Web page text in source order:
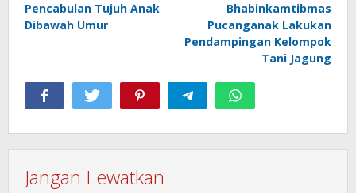
Pencabulan Tujuh Anak
Dibawah Umur
Bhabinkamtibmas
Pucanganak Lakukan
Pendampingan Kelompok
Tani Jagung
Jangan Lewatkan